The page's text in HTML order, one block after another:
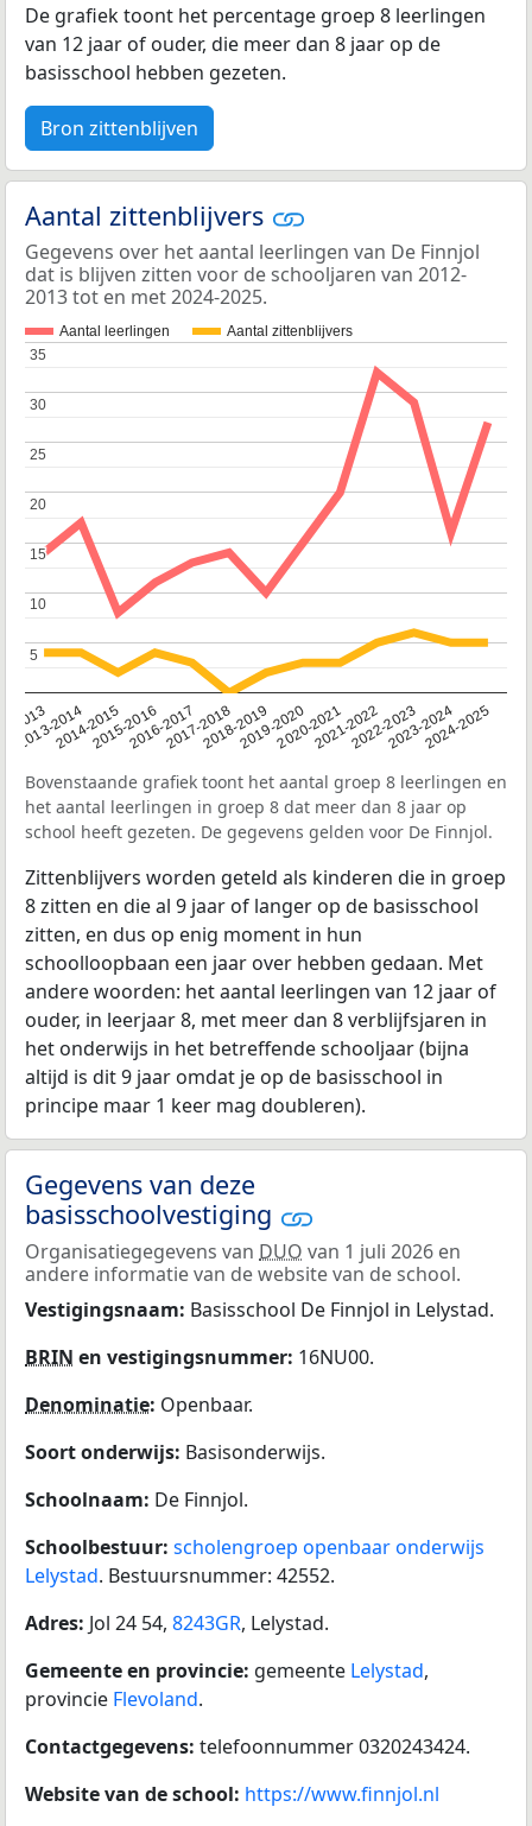
De grafiek toont het percentage groep 8 leerlingen
van 12 jaar of ouder, die meer dan 8 jaar op de
basisschool hebben gezeten.
Bron zittenblijven
Aantal zittenblijvers
Gegevens over het aantal leerlingen van De Finnjol
dat is blijven zitten voor de schooljaren van 2012-
2013 tot en met 2024-2025.
Aantal leerlingen Aantal zittenblijvers
2013
2013-2014
2014-20152015-20162016-20172017-20182018-20192019-20202020-20212021-20222022-20232023-20242024-2025
5
5
10
10
15
15
20
20
25
25
30
30
35
35
Bovenstaande grafiek toont het aantal groep 8 leerlingen en
het aantal leerlingen in groep 8 dat meer dan 8 jaar op
school heeft gezeten. De gegevens gelden voor De Finnjol.
Zittenblijvers worden geteld als kinderen die in groep
8 zitten en die al 9 jaar of langer op de basisschool
zitten, en dus op enig moment in hun
schoolloopbaan een jaar over hebben gedaan. Met
andere woorden: het aantal leerlingen van 12 jaar of
ouder, in leerjaar 8, met meer dan 8 verblijfsjaren in
het onderwijs in het betreffende schooljaar (bijna
altijd is dit 9 jaar omdat je op de basisschool in
principe maar 1 keer mag doubleren).
Gegevens van deze
basisschoolvestiging
Organisatiegegevens van DUO van 1 juli 2026 en
andere informatie van de website van de school.
Vestigingsnaam: Basisschool De Finnjol in Lelystad.
BRIN en vestigingsnummer: 16NU00.
Denominatie: Openbaar.
Soort onderwijs: Basisonderwijs.
Schoolnaam: De Finnjol.
Schoolbestuur: scholengroep openbaar onderwijs
Lelystad. Bestuursnummer: 42552.
Adres: Jol 24 54, 8243GR, Lelystad.
Gemeente en provincie: gemeente Lelystad,
provincie Flevoland.
Contactgegevens: telefoonnummer 0320243424.
Website van de school: https://www.finnjol.nl